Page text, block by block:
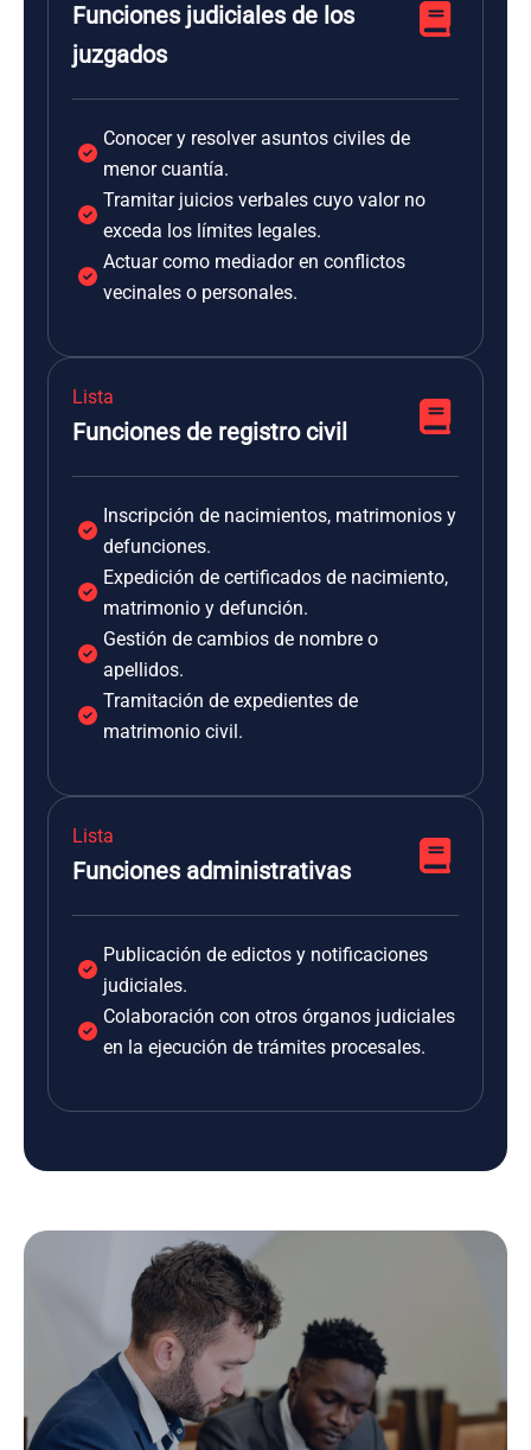
Funciones judiciales de los
juzgados
Conocer y resolver asuntos civiles de
menor cuantía.
Tramitar juicios verbales cuyo valor no
exceda los límites legales.
Actuar como mediador en conflictos
vecinales o personales.
Lista
Funciones de registro civil
Inscripción de nacimientos, matrimonios y
defunciones.
Expedición de certificados de nacimiento,
matrimonio y defunción.
Gestión de cambios de nombre o
apellidos.
Tramitación de expedientes de
matrimonio civil.
Lista
Funciones administrativas
Publicación de edictos y notificaciones
judiciales.
Colaboración con otros órganos judiciales
en la ejecución de trámites procesales.